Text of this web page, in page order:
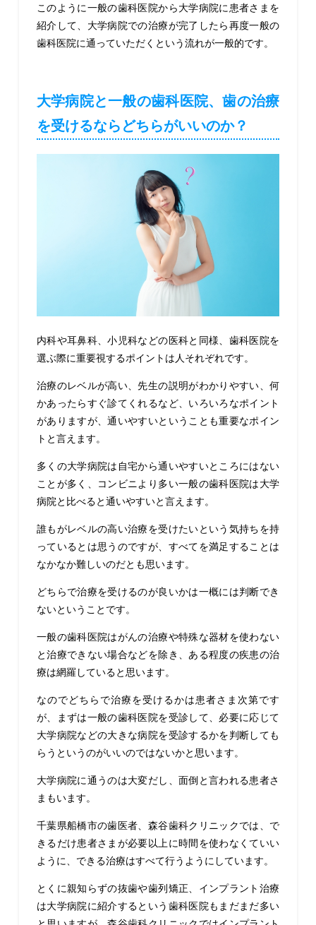
このように一般の歯科医院から大学病院に患者さまを
紹介して、大学病院での治療が完了したら再度一般の
歯科医院に通っていただくという流れが一般的です。
大学病院と一般の歯科医院、歯の治療
を受けるならどちらがいいのか？
内科や耳鼻科、小児科などの医科と同様、歯科医院を
選ぶ際に重要視するポイントは人それぞれです。
治療のレベルが高い、先生の説明がわかりやすい、何
かあったらすぐ診てくれるなど、いろいろなポイント
がありますが、通いやすいということも重要なポイン
トと言えます。
多くの大学病院は自宅から通いやすいところにはない
ことが多く、コンビニより多い一般の歯科医院は大学
病院と比べると通いやすいと言えます。
誰もがレベルの高い治療を受けたいという気持ちを持
っているとは思うのですが、すべてを満足することは
なかなか難しいのだとも思います。
どちらで治療を受けるのが良いかは一概には判断でき
ないということです。
一般の歯科医院はがんの治療や特殊な器材を使わない
と治療できない場合などを除き、ある程度の疾患の治
療は網羅していると思います。
なのでどちらで治療を受けるかは患者さま次第です
が、まずは一般の歯科医院を受診して、必要に応じて
大学病院などの大きな病院を受診するかを判断しても
らうというのがいいのではないかと思います。
大学病院に通うのは大変だし、面倒と言われる患者さ
まもいます。
千葉県船橋市の歯医者、森谷歯科クリニックでは、で
きるだけ患者さまが必要以上に時間を使わなくていい
ように、できる治療はすべて行うようにしています。
とくに親知らずの抜歯や歯列矯正、インプラント治療
は大学病院に紹介するという歯科医院もまだまだ多い